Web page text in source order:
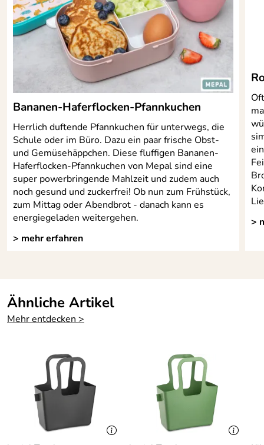
service@koziol-shop.de
Bananen-Haferflocken-Pfannkuchen
Herrlich duftende Pfannkuchen für unterwegs, die
Schule oder im Büro. Dazu ein paar frische Obst-
und Gemüsehäppchen. Diese fluffigen Bananen-
Haferflocken-Pfannkuchen von Mepal sind eine
super powerbringende Mahlzeit und zudem auch
noch gesund und zuckerfrei! Ob nun zum Frühstück,
zum Mittag oder Abendbrot - danach kann es
energiegeladen weitergehen.
> mehr erfahren
>
Ähnliche Artikel
Mehr entdecken >